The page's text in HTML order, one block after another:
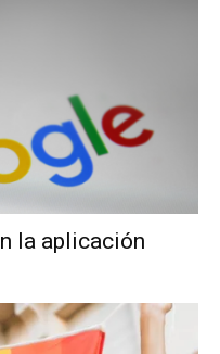
la aplicación